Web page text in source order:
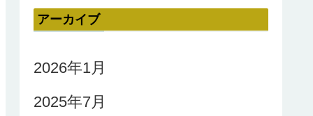
アーカイブ
2026年1月
2025年7月